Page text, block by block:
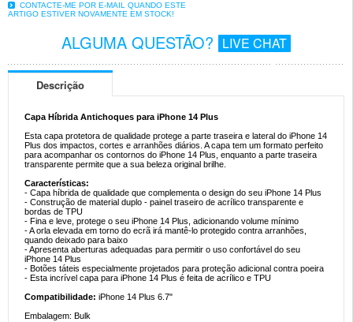
CONTACTE-ME POR E-MAIL QUANDO ESTE
ARTIGO ESTIVER NOVAMENTE EM STOCK!
ALGUMA QUESTÃO? LIVE CHAT
Descrição
Capa Híbrida Antichoques para iPhone 14 Plus
Esta capa protetora de qualidade protege a parte traseira e lateral do iPhone 14
Plus dos impactos, cortes e arranhões diários. A capa tem um formato perfeito
para acompanhar os contornos do iPhone 14 Plus, enquanto a parte traseira
transparente permite que a sua beleza original brilhe.
Características:
- Capa híbrida de qualidade que complementa o design do seu iPhone 14 Plus
- Construção de material duplo - painel traseiro de acrílico transparente e
bordas de TPU
- Fina e leve, protege o seu iPhone 14 Plus, adicionando volume mínimo
- A orla elevada em torno do ecrã irá mantê-lo protegido contra arranhões,
quando deixado para baixo
- Apresenta aberturas adequadas para permitir o uso confortável do seu
iPhone 14 Plus
- Botões táteis especialmente projetados para proteção adicional contra poeira
- Esta incrível capa para iPhone 14 Plus é feita de acrílico e TPU
Compatibilidade: iPhone 14 Plus 6.7"
Embalagem: Bulk